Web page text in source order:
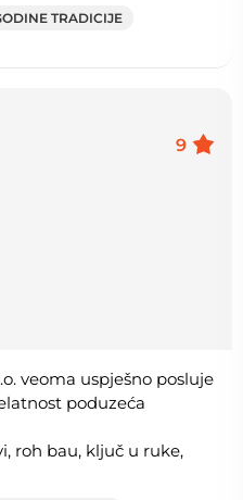
TRADICIJE
9
veoma uspješno posluje
poduzeća
roh bau, ključ u ruke,